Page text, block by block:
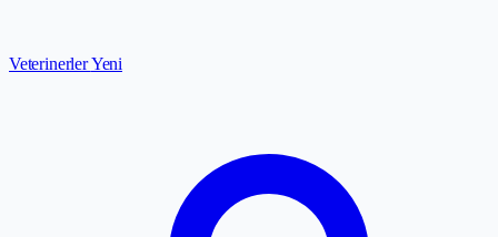
VeterinerlerYeni